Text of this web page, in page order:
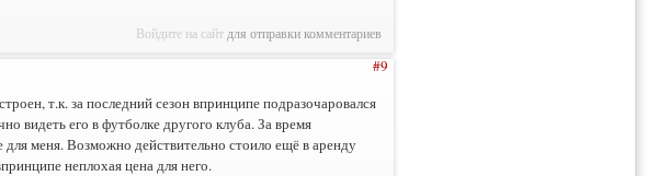
Войдите на сайт для отправки комментариев
#9
т.к. за последний сезон впринципе подразочаровался
видеть его в футболке другого клуба. За время
меня. Возможно действительно стоило ещё в аренду
неплохая цена для него.